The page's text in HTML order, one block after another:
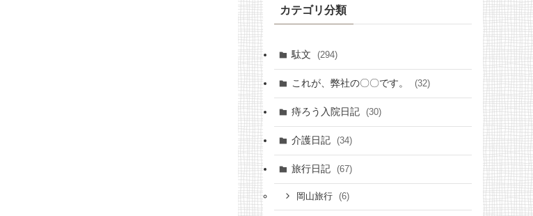
カテゴリ分類
駄文 (294)
これが、弊社の〇〇です。 (32)
痔ろう入院日記 (30)
介護日記 (34)
旅行日記 (67)
岡山旅行 (6)